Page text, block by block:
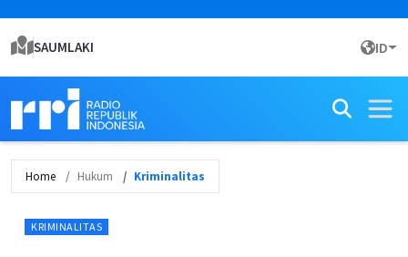
SAUMLAKI ID
Home Hukum Kriminalitas
KRIMINALITAS